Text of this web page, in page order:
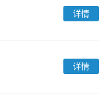
详情
详情